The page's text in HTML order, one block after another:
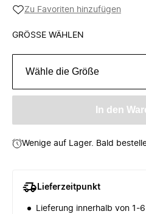
Zu Favoriten hinzufügen
GRÖSSE WÄHLEN
Wähle die Größe
In den
Wenige auf Lager. Bald
Lieferzeitpunkt
Lieferung innerhalb von 1-